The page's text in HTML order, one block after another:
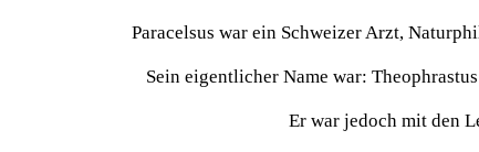
Paracelsus war ein Schweizer Arzt,
Sein eigentlicher Name war:
Er war jedoch mit den